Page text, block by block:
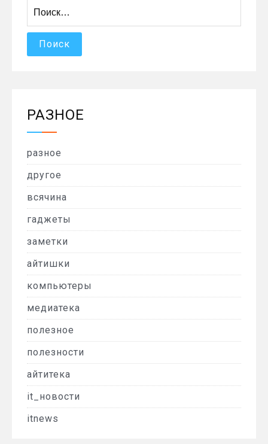
РАЗНОЕ
разное
другое
всячина
гаджеты
заметки
айтишки
компьютеры
медиатека
полезное
полезности
айтитека
it_новости
itnews